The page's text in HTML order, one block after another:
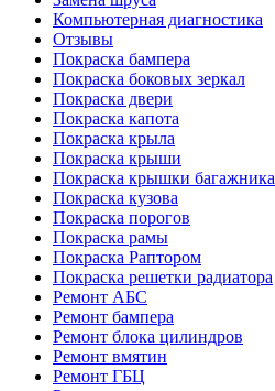
Компьютерная диагностика
Отзывы
Покраска бампера
Покраска боковых зеркал
Покраска двери
Покраска капота
Покраска крыла
Покраска крыши
Покраска крышки багажника
Покраска кузова
Покраска порогов
Покраска рамы
Покраска Раптором
Покраска решетки радиатора
Ремонт АБС
Ремонт бампера
Ремонт блока цилиндров
Ремонт вмятин
Ремонт ГБЦ